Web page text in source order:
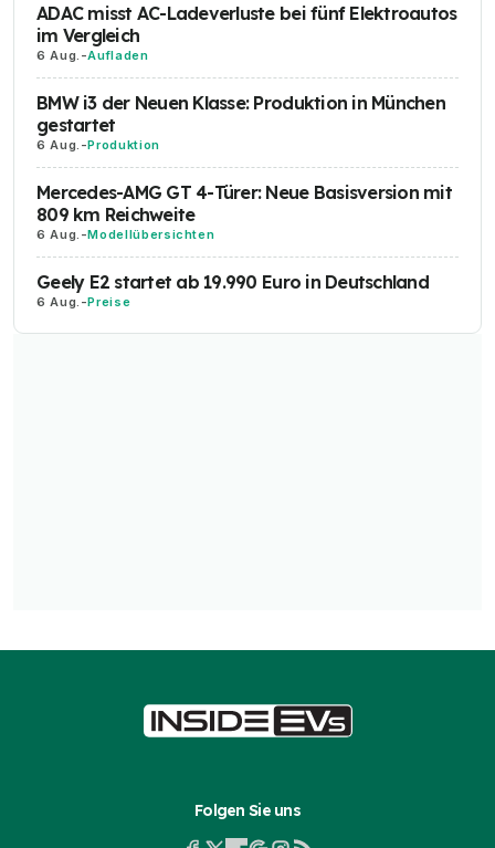
ADAC misst AC-Ladeverluste bei fünf Elektroautos
im Vergleich
6 Aug. -Aufladen
BMW i3 der Neuen Klasse: Produktion in München
gestartet
6 Aug. -Produktion
Mercedes-AMG GT 4-Türer: Neue Basisversion mit
809 km Reichweite
6 Aug. -Modellübersichten
Geely E2 startet ab 19.990 Euro in Deutschland
6 Aug. -Preise
Folgen Sie uns